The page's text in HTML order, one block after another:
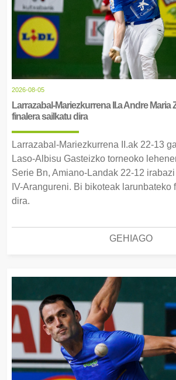
2026-08-05
Larrazabal-Mariezkurrena II.a Andre Maria
finalera sailkatu dira
Larrazabal-Mariezkurrena II.ak 22-13
Laso-Albisu Gasteizko torneoko
Serie Bn, Amiano-Landak 22-12
IV-Arangureni. Bi bikoteak larunbateko
dira.
GEHIAGO